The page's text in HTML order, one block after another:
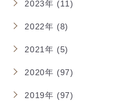
2023年 (11)
2022年 (8)
2021年 (5)
2020年 (97)
2019年 (97)